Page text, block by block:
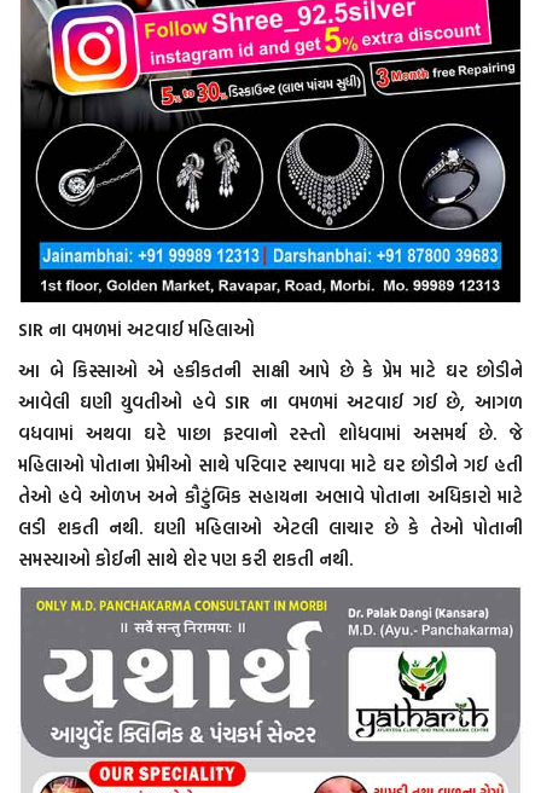
SIR ના વમળમાં અટવાઈ મહિલાઓ
આ બે કિસ્સાઓ એ હકીકતની સાક્ષી આપે છે કે પ્રેમ માટે ઘર છોડીને
આવેલી ઘણી યુવતીઓ હવે SIR ના વમળમાં અટવાઈ ગઈ છે, આગળ
વધવામાં અથવા ઘરે પાછા ફરવાનો રસ્તો શોધવામાં અસમર્થ છે. જે
મહિલાઓ પોતાના પ્રેમીઓ સાથે પરિવાર સ્થાપવા માટે ઘર છોડીને ગઈ હતી
તેઓ હવે ઓળખ અને કૌટુંબિક સહાયના અભાવે પોતાના અધિકારો માટે
લડી શકતી નથી. ઘણી મહિલાઓ એટલી લાચાર છે કે તેઓ પોતાની
સમસ્યાઓ કોઈની સાથે શેર પણ કરી શકતી નથી.